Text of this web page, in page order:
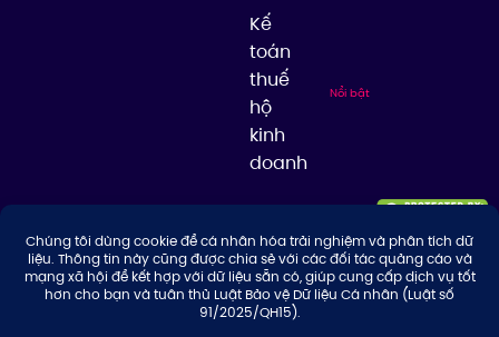
Kế
toán
thuế
hộ
kinh
doanh
Nổi bật
© 2026 Công ty TNHH Tư Vấn & Giải Pháp Thuế Thuận Thiên, giữ bản